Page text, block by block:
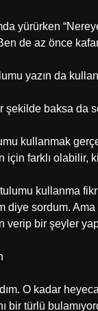
yürürken
de az önce
yazın da
şekilde baksa da
kullanmak
için farklı olabilir,
tulumu kullanma
diye sordum. Ama
verip bir şeyler
O kadar
bir türlü